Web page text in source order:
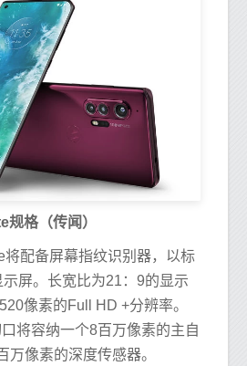
格（传闻）
将配备屏幕指纹识别器，以标
屏。长宽比为21：9的显示
像素的Full HD +分辨率。
将容纳一个8百万像素的主自
万像素的深度传感器。